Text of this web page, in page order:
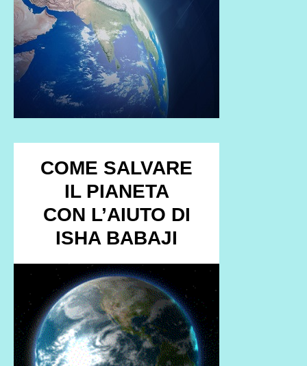
COME SALVARE
IL PIANETA
CON L’AIUTO DI
ISHA BABAJI